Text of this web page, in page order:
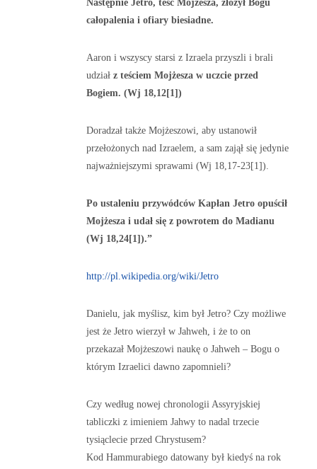
Następnie Jetro, teść Mojżesza, złożył Bogu
całopalenia i ofiary biesiadne.
Aaron i wszyscy starsi z Izraela przyszli i brali
udział z teściem Mojżesza w uczcie przed
Bogiem. (Wj 18,12[1])
Doradzał także Mojżeszowi, aby ustanowił
przełożonych nad Izraelem, a sam zajął się jedynie
najważniejszymi sprawami (Wj 18,17-23[1]).
Po ustaleniu przywódców Kapłan Jetro opuścił
Mojżesza i udał się z powrotem do Madianu
(Wj 18,24[1]).”
http://pl.wikipedia.org/wiki/Jetro
Danielu, jak myślisz, kim był Jetro? Czy możliwe
jest że Jetro wierzył w Jahweh, i że to on
przekazał Mojżeszowi naukę o Jahweh – Bogu o
którym Izraelici dawno zapomnieli?
Czy według nowej chronologii Assyryjskiej
tabliczki z imieniem Jahwy to nadal trzecie
tysiąclecie przed Chrystusem?
Kod Hammurabiego datowany był kiedyś na rok